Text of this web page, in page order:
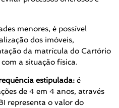
menores, é possível
dos imóveis,
da matrícula do Cartório
a situação física.
estipulada: é
de 4 em 4 anos, através
representa o valor do